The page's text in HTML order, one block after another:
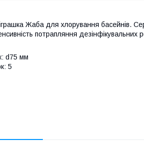
Жаба для хлорування басейнів.
потрапляння
d75 мм
5